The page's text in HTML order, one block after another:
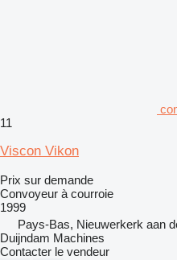
11
Viscon Vikon
Prix sur demande
Convoyeur à courroie
1999
Pays-Bas, Nieuwerkerk aan
Duijndam Machines
Contacter le vendeur